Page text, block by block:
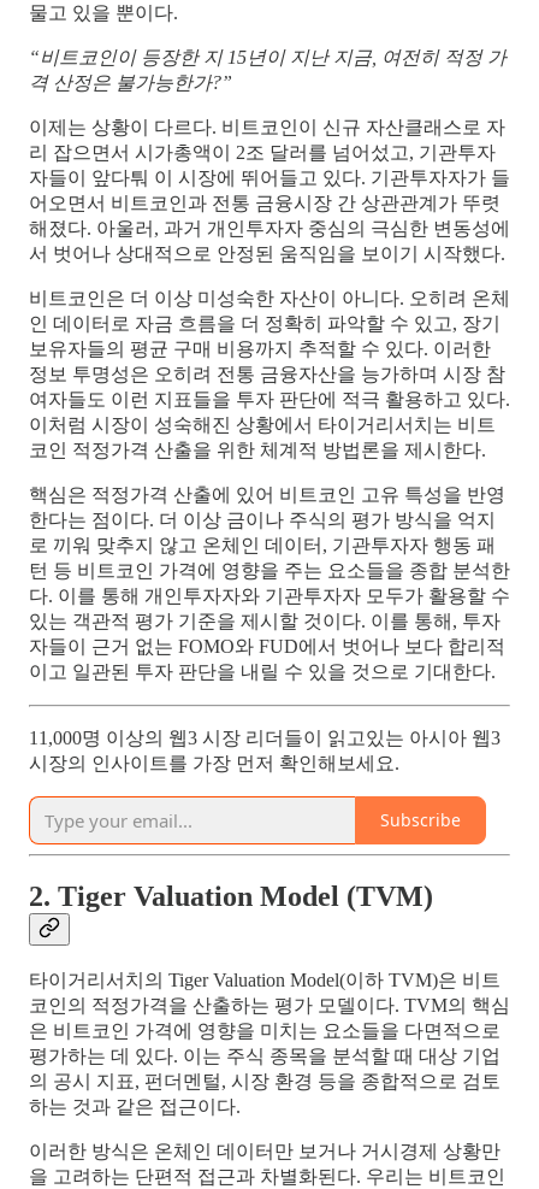
물고 있을 뿐이다.
“비트코인이 등장한 지 15년이 지난 지금, 여전히 적정 가
격 산정은 불가능한가?”
이제는 상황이 다르다. 비트코인이 신규 자산클래스로 자
리 잡으면서 시가총액이 2조 달러를 넘어섰고, 기관투자
자들이 앞다퉈 이 시장에 뛰어들고 있다. 기관투자자가 들
어오면서 비트코인과 전통 금융시장 간 상관관계가 뚜렷
해졌다. 아울러, 과거 개인투자자 중심의 극심한 변동성에
서 벗어나 상대적으로 안정된 움직임을 보이기 시작했다.
비트코인은 더 이상 미성숙한 자산이 아니다. 오히려 온체
인 데이터로 자금 흐름을 더 정확히 파악할 수 있고, 장기
보유자들의 평균 구매 비용까지 추적할 수 있다. 이러한
정보 투명성은 오히려 전통 금융자산을 능가하며 시장 참
여자들도 이런 지표들을 투자 판단에 적극 활용하고 있다.
이처럼 시장이 성숙해진 상황에서 타이거리서치는 비트
코인 적정가격 산출을 위한 체계적 방법론을 제시한다.
핵심은 적정가격 산출에 있어 비트코인 고유 특성을 반영
한다는 점이다. 더 이상 금이나 주식의 평가 방식을 억지
로 끼워 맞추지 않고 온체인 데이터, 기관투자자 행동 패
턴 등 비트코인 가격에 영향을 주는 요소들을 종합 분석한
다. 이를 통해 개인투자자와 기관투자자 모두가 활용할 수
있는 객관적 평가 기준을 제시할 것이다. 이를 통해, 투자
자들이 근거 없는 FOMO와 FUD에서 벗어나 보다 합리적
이고 일관된 투자 판단을 내릴 수 있을 것으로 기대한다.
11,000명 이상의 웹3 시장 리더들이 읽고있는 아시아 웹3
시장의 인사이트를 가장 먼저 확인해보세요.
Subscribe
2. Tiger Valuation Model (TVM)
타이거리서치의 Tiger Valuation Model(이하 TVM)은 비트
코인의 적정가격을 산출하는 평가 모델이다. TVM의 핵심
은 비트코인 가격에 영향을 미치는 요소들을 다면적으로
평가하는 데 있다. 이는 주식 종목을 분석할 때 대상 기업
의 공시 지표, 펀더멘털, 시장 환경 등을 종합적으로 검토
하는 것과 같은 접근이다.
이러한 방식은 온체인 데이터만 보거나 거시경제 상황만
을 고려하는 단편적 접근과 차별화된다. 우리는 비트코인